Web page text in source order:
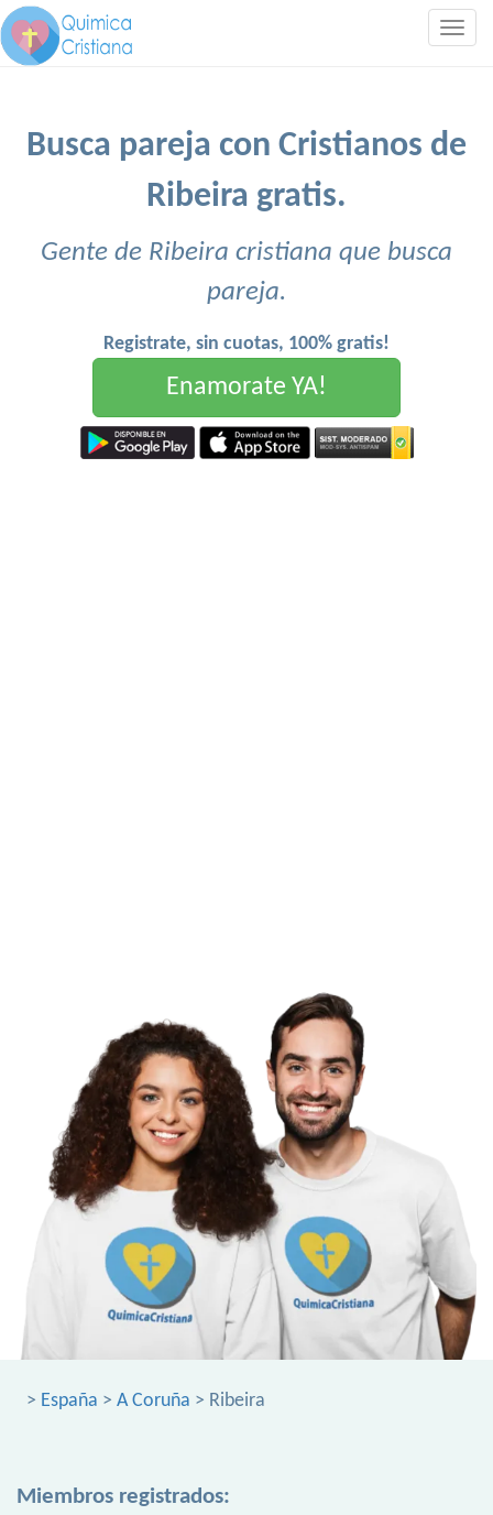
Busca pareja con Cristianos de
Ribeira gratis.
Gente de Ribeira cristiana que busca
pareja.
Registrate, sin cuotas, 100% gratis!
Enamorate YA!
> España > A Coruña > Ribeira
Miembros registrados: